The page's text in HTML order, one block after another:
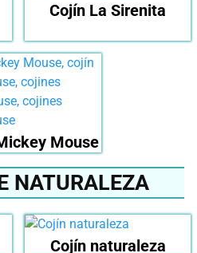
Cojín La Sirenita
Mouse
NATURALEZA
Cojín naturaleza